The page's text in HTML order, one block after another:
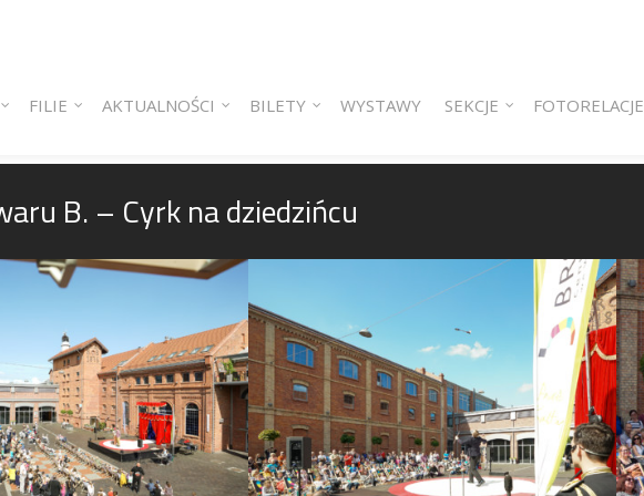
FILIE AKTUALNOŚCI BILETY WYSTAWY SEKCJE FOTORELACJE
B. – Cyrk na dziedzińcu